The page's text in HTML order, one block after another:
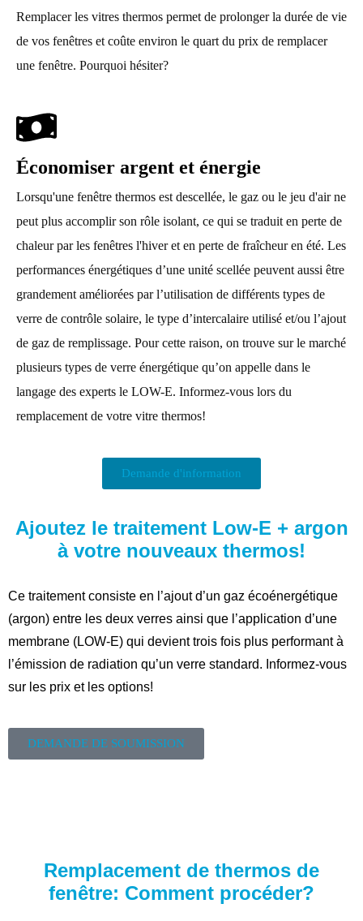
Remplacer les vitres thermos permet de prolonger la durée de vie
de vos fenêtres et coûte environ le quart du prix de remplacer
une fenêtre. Pourquoi hésiter?
Économiser argent et énergie
Lorsqu'une fenêtre thermos est descellée, le gaz ou le jeu d'air ne
peut plus accomplir son rôle isolant, ce qui se traduit en perte de
chaleur par les fenêtres l'hiver et en perte de fraîcheur en été. Les
performances énergétiques d’une unité scellée peuvent aussi être
grandement améliorées par l’utilisation de différents types de
verre de contrôle solaire, le type d’intercalaire utilisé et/ou l’ajout
de gaz de remplissage. Pour cette raison, on trouve sur le marché
plusieurs types de verre énergétique qu’on appelle dans le
langage des experts le LOW-E. Informez-vous lors du
remplacement de votre vitre thermos!
Demande d'information
Ajoutez le traitement Low-E + argon
à votre nouveaux thermos!
Ce traitement consiste en l’ajout d’un gaz écoénergétique
(argon) entre les deux verres ainsi que l’application d’une
membrane (LOW-E) qui devient trois fois plus performant à
l’émission de radiation qu’un verre standard. Informez-vous
sur les prix et les options!
DEMANDE DE SOUMISSION
Remplacement de thermos de
fenêtre: Comment procéder?